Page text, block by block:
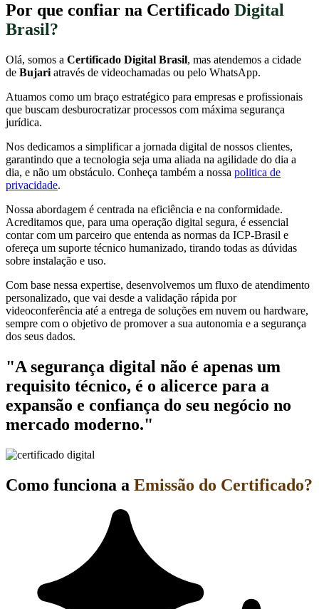
Por que confiar na Certificado Digital
Brasil?
Olá, somos a Certificado Digital Brasil, mas atendemos a cidade
de Bujari através de videochamadas ou pelo WhatsApp.
Atuamos como um braço estratégico para empresas e profissionais
que buscam desburocratizar processos com máxima segurança
jurídica.
Nos dedicamos a simplificar a jornada digital de nossos clientes,
garantindo que a tecnologia seja uma aliada na agilidade do dia a
dia, e não um obstáculo. Conheça também a nossa politica de
privacidade.
Nossa abordagem é centrada na eficiência e na conformidade.
Acreditamos que, para uma operação digital segura, é essencial
contar com um parceiro que entenda as normas da ICP-Brasil e
ofereça um suporte técnico humanizado, tirando todas as dúvidas
sobre instalação e uso.
Com base nessa expertise, desenvolvemos um fluxo de atendimento
personalizado, que vai desde a validação rápida por
videoconferência até a entrega de soluções em nuvem ou hardware,
sempre com o objetivo de promover a sua autonomia e a segurança
dos seus dados.
"A segurança digital não é apenas um
requisito técnico, é o alicerce para a
expansão e confiança do seu negócio no
mercado moderno."
Como funciona a Emissão do Certificado?